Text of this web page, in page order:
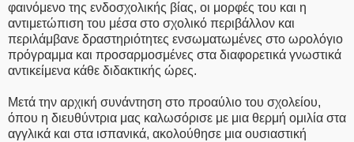
φαινόμενο της ενδοσχολικής βίας, οι μορφές του και η
αντιμετώπιση του μέσα στο σχολικό περιβάλλον και
περιλάμβανε δραστηριότητες ενσωματωμένες στο ωρολόγιο
πρόγραμμα και προσαρμοσμένες στα διαφορετικά γνωστικά
αντικείμενα κάθε διδακτικής ώρες.
Μετά την αρχική συνάντηση στο προαύλιο του σχολείου,
όπου η διευθύντρια μας καλωσόρισε με μια θερμή ομιλία στα
αγγλικά και στα ισπανικά, ακολούθησε μια ουσιαστική